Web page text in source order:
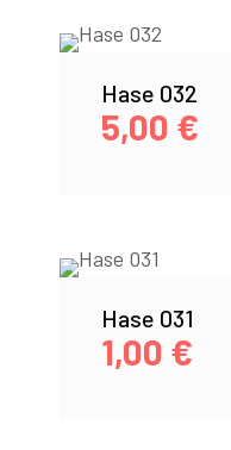
Hase 032
5,00 €
Hase 031
1,00 €